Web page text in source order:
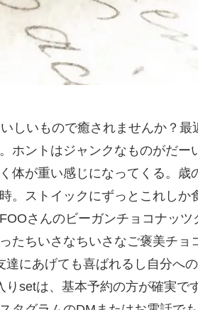
しいもので癒されませんか？
ホントはジャンクなものがだ
体が重い感じになってくる。
。ストイックにずっとこれし
さんのビーガンチョコナッ
たちいさなちいさなご褒美チ
にあげても喜ばれるし自分へ
setは、基本予約の方が確実